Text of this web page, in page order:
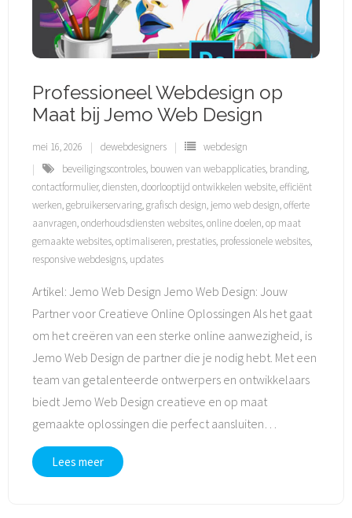
Professioneel Webdesign op
Maat bij Jemo Web Design
mei 16, 2026 dewebdesigners
webdesign
beveiligingscontroles, bouwen van webapplicaties, branding,
contactformulier,diensten,doorlooptijd ontwikkelen website,efficiënt
werken,gebruikerservaring,grafisch design, jemo web design,offerte
aanvragen,onderhoudsdiensten websites,online doelen,op maat
gemaakte websites,optimaliseren, prestaties, professionele websites,
responsive webdesigns, updates
Artikel: Jemo Web Design Jemo Web Design: Jouw
Partner voor Creatieve Online Oplossingen Als het gaat
om het creëren van een sterke online aanwezigheid, is
Jemo Web Design de partner die je nodig hebt. Met een
team van getalenteerde ontwerpers en ontwikkelaars
biedt Jemo Web Design creatieve en op maat
gemaakte oplossingen die perfect aansluiten…
Lees meer